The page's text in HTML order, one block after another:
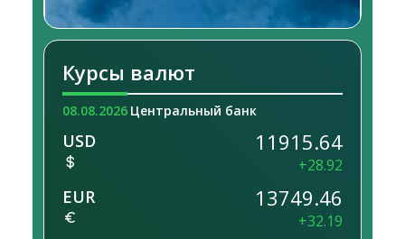
Курсы валют
08.08.2026 Центральный банк
USD 11915.64
+28.92
EUR 13749.46
+32.19